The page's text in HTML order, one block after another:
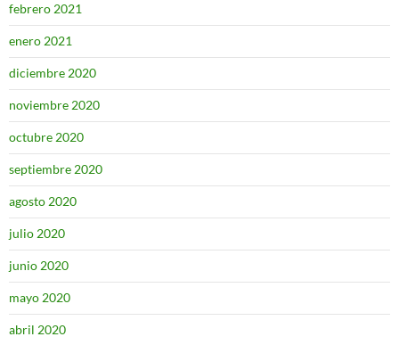
febrero 2021
enero 2021
diciembre 2020
noviembre 2020
octubre 2020
septiembre 2020
agosto 2020
julio 2020
junio 2020
mayo 2020
abril 2020